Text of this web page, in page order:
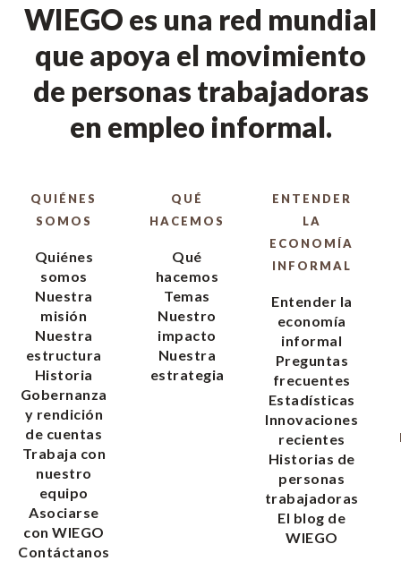
WIEGO es una red mundial
que apoya el movimiento
de personas trabajadoras
en empleo informal.
QUIÉNES
SOMOS
Quiénes
somos
Nuestra
misión
Nuestra
estructura
Historia
Gobernanza
y rendición
de cuentas
Trabaja con
nuestro
equipo
Asociarse
con WIEGO
Contáctanos
QUÉ
HACEMOS
Qué
hacemos
Temas
Nuestro
impacto
Nuestra
estrategia
ENTENDER
LA
ECONOMÍA
INFORMAL
Entender la
economía
informal
Preguntas
frecuentes
Estadísticas
Innovaciones
recientes
Historias de
personas
trabajadoras
El blog de
WIEGO